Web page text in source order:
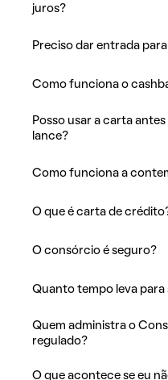
juros?
Preciso dar entrada
Como funciona o
Posso usar a carta
lance?
Como funciona a
O que é carta de
O consórcio é seguro?
Quanto tempo leva
Quem administra o
regulado?
O que acontece se eu